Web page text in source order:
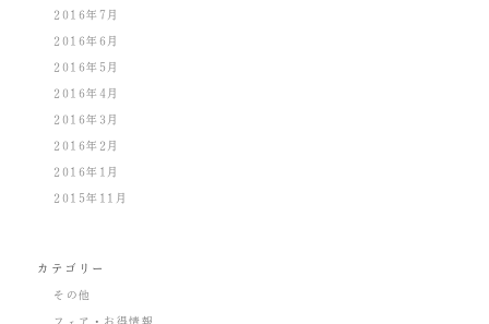
2016年7月
2016年6月
2016年5月
2016年4月
2016年3月
2016年2月
2016年1月
2015年11月
カテゴリー
その他
フェア・お得情報